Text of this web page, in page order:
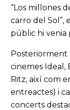
“Los millones
carro del Sol”,
públic hi venia
Posteriorment
cinemes Ideal,
Ritz, així com
entreactes) i
concerts